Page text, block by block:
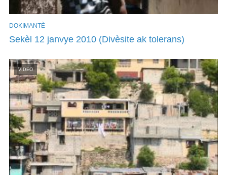
DOKIMANTÈ
Sekèl 12 janvye 2010 (Divèsite ak tolerans)
VIDEO